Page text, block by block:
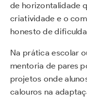
de horizontalidade
criatividade e o
honesto de
Na prática escolar
mentoria de pares
projetos onde
calouros na